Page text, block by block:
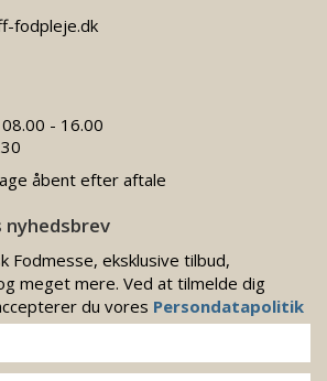
fodpleje.dk
- 16.00
åbent efter aftale
nyhedsbrev
Fodmesse, eksklusive tilbud,
meget mere. Ved at tilmelde dig
du vores Persondatapolitik